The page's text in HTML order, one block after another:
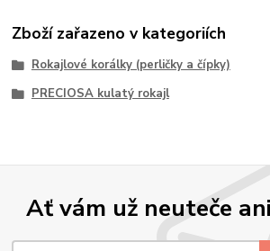
Zboží zařazeno v kategoriích
Rokajlové korálky (perličky a čípky)
PRECIOSA kulatý rokajl
Ať vám už neuteče